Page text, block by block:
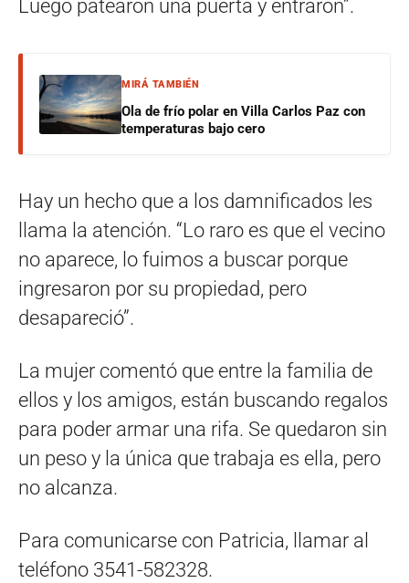
Luego patearon una puerta y entraron”.
MIRÁ TAMBIÉN
Ola de frío polar en Villa Carlos Paz con
temperaturas bajo cero
Hay un hecho que a los damnificados les
llama la atención. “Lo raro es que el vecino
no aparece, lo fuimos a buscar porque
ingresaron por su propiedad, pero
desapareció”.
La mujer comentó que entre la familia de
ellos y los amigos, están buscando regalos
para poder armar una rifa. Se quedaron sin
un peso y la única que trabaja es ella, pero
no alcanza.
Para comunicarse con Patricia, llamar al
teléfono 3541-582328.